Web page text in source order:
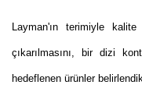
Layman'ın terimiyle
çıkarılmasını, bir dizi
hedeflenen ürünler